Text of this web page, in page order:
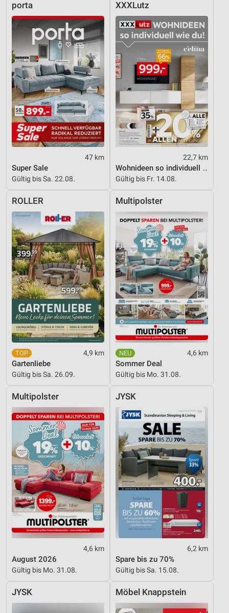
porta
47 km
Super Sale
Gültig bis Sa. 22.08.
XXXLutz
22,7 km
Wohnideen so individuell wie du!
Gültig bis Fr. 14.08.
ROLLER
4,9 km
Gartenliebe
Gültig bis Sa. 26.09.
Multipolster
4,6 km
Sommer Deal
Gültig bis Mo. 31.08.
Multipolster
4,6 km
August 2026
Gültig bis Mo. 31.08.
JYSK
6,2 km
Spare bis zu 70%
Gültig bis Sa. 15.08.
JYSK Möbel Knappstein